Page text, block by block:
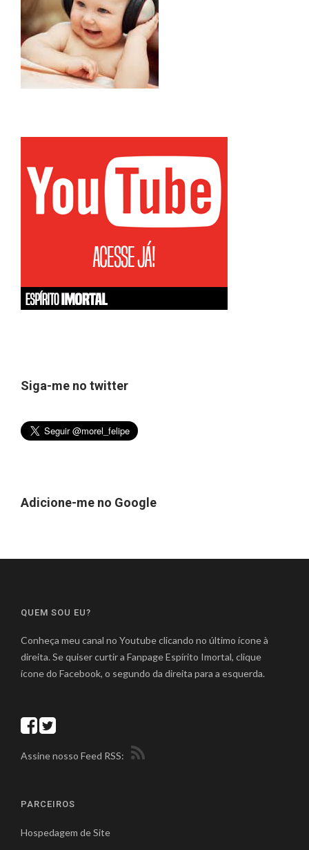
Siga-me no twitter
Adicione-me no Google
QUEM SOU EU?
Conheça meu canal no Youtube clicando no último ícone à
direita. Se quiser curtir a Fanpage Espírito Imortal, clique
ícone do Facebook, o segundo da direita para a esquerda.
Assine nosso Feed RSS:
PARCEIROS
Hospedagem de Site